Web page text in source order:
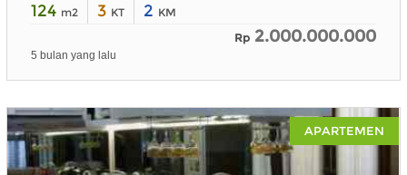
124 m2 3 KT 2 KM
Rp 2.000.000.000
5 bulan yang lalu
APARTEMEN